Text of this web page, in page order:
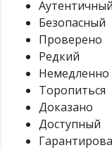
Аутентичный
Безопасный
Проверено
Редкий
Немедленно
Торопиться
Доказано
Доступный